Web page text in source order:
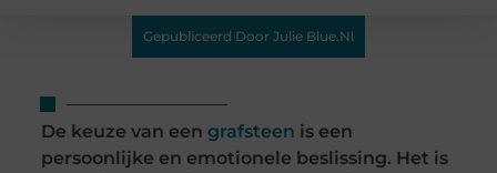
Gepubliceerd Door Julie Blue.nl
De keuze van een grafsteen is een
persoonlijke en emotionele beslissing. Het is